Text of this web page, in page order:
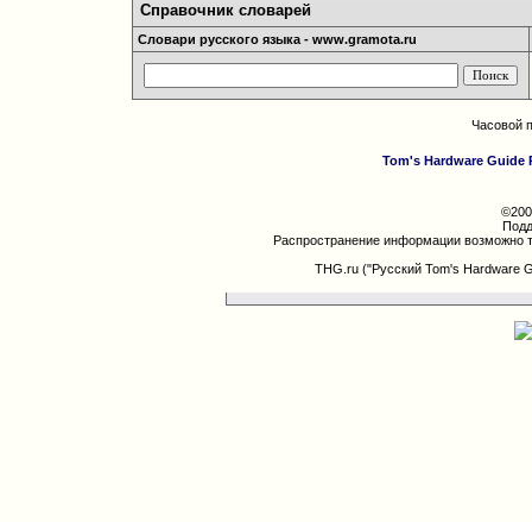
Справочник словарей
Словари русского языка - www.gramota.ru
Часовой
Tom's Hardware Guide
Распространение информации возможно
THG.ru ("Русский Tom's Hardware